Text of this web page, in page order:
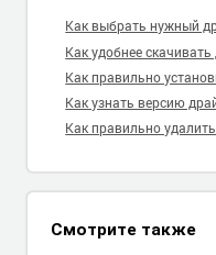
Как выбрать нужный
Как удобнее
Как правильно
Как узнать версию
Как правильно
Смотрите также